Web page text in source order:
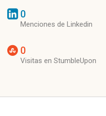
0
Menciones de Linkedin
0
Visitas en StumbleUpon